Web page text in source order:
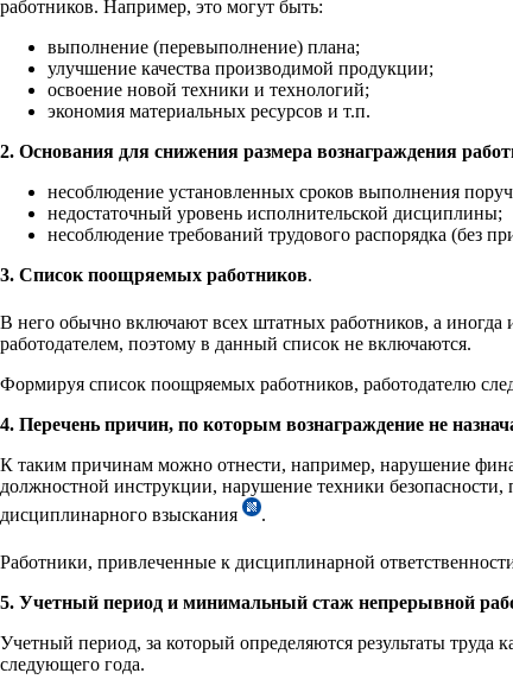
работников. Например, это могут быть:
выполнение (перевыполнение) плана;
улучшение качества производимой продукции;
освоение новой техники и технологий;
экономия материальных ресурсов и т.п.
2. Основания для снижения размера вознаграждения
несоблюдение установленных сроков выполнения
недостаточный уровень исполнительской дисциплины;
несоблюдение требований трудового распорядка (без
3. Список поощряемых работников.
В него обычно включают всех штатных работников, а иногда
работодателем, поэтому в данный список не включаются.
Формируя список поощряемых работников, работодателю
4. Перечень причин, по которым вознаграждение не
К таким причинам можно отнести, например, нарушение
должностной инструкции, нарушение техники безопасности,
дисциплинарного взыскания
.
Работники, привлеченные к дисциплинарной
5. Учетный период и минимальный стаж непрерывной
Учетный период, за который определяются результаты труда
следующего года.